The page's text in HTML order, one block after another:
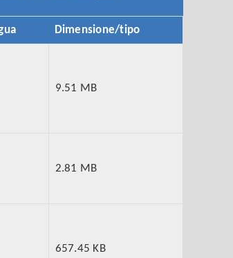
Dimensione/tipo
9.51 MB
2.81 MB
657.45 KB